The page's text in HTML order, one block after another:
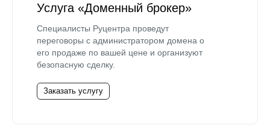
Услуга «Доменный брокер»
Специалисты Руцентра проведут
переговоры с администратором домена о
его продаже по вашей цене и организуют
безопасную сделку.
Заказать услугу